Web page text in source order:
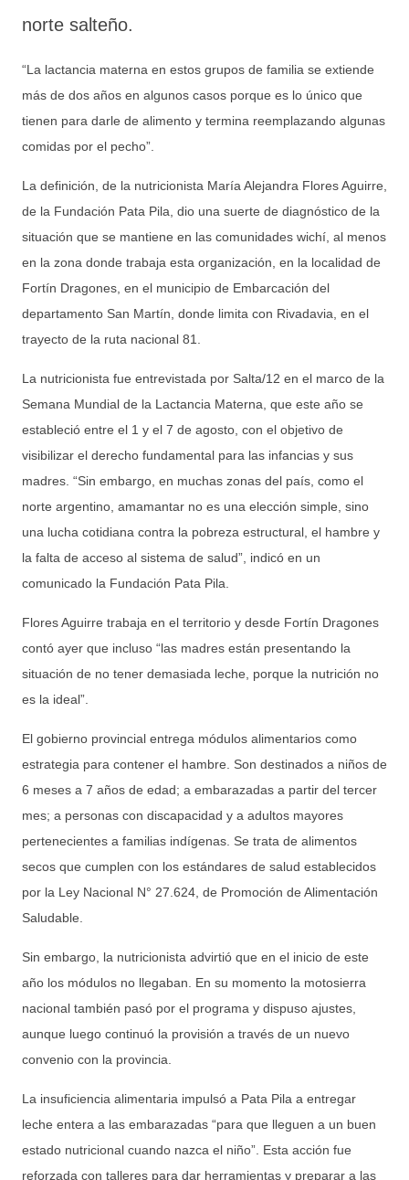
norte salteño.
“La lactancia materna en estos grupos de familia se extiende
más de dos años en algunos casos porque es lo único que
tienen para darle de alimento y termina reemplazando algunas
comidas por el pecho”.
La definición, de la nutricionista María Alejandra Flores Aguirre,
de la Fundación Pata Pila, dio una suerte de diagnóstico de la
situación que se mantiene en las comunidades wichí, al menos
en la zona donde trabaja esta organización, en la localidad de
Fortín Dragones, en el municipio de Embarcación del
departamento San Martín, donde limita con Rivadavia, en el
trayecto de la ruta nacional 81.
La nutricionista fue entrevistada por Salta/12 en el marco de la
Semana Mundial de la Lactancia Materna, que este año se
estableció entre el 1 y el 7 de agosto, con el objetivo de
visibilizar el derecho fundamental para las infancias y sus
madres. “Sin embargo, en muchas zonas del país, como el
norte argentino, amamantar no es una elección simple, sino
una lucha cotidiana contra la pobreza estructural, el hambre y
la falta de acceso al sistema de salud”, indicó en un
comunicado la Fundación Pata Pila.
Flores Aguirre trabaja en el territorio y desde Fortín Dragones
contó ayer que incluso “las madres están presentando la
situación de no tener demasiada leche, porque la nutrición no
es la ideal”.
El gobierno provincial entrega módulos alimentarios como
estrategia para contener el hambre. Son destinados a niños de
6 meses a 7 años de edad; a embarazadas a partir del tercer
mes; a personas con discapacidad y a adultos mayores
pertenecientes a familias indígenas. Se trata de alimentos
secos que cumplen con los estándares de salud establecidos
por la Ley Nacional N° 27.624, de Promoción de Alimentación
Saludable.
Sin embargo, la nutricionista advirtió que en el inicio de este
año los módulos no llegaban. En su momento la motosierra
nacional también pasó por el programa y dispuso ajustes,
aunque luego continuó la provisión a través de un nuevo
convenio con la provincia.
La insuficiencia alimentaria impulsó a Pata Pila a entregar
leche entera a las embarazadas “para que lleguen a un buen
estado nutricional cuando nazca el niño”. Esta acción fue
reforzada con talleres para dar herramientas y preparar a las